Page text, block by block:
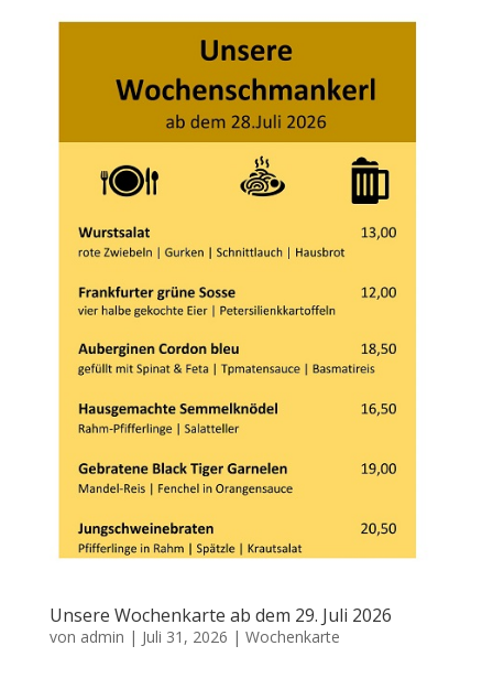
Unsere Wochenkarte ab dem 29. Juli 2026
von admin | Juli 31, 2026 | Wochenkarte